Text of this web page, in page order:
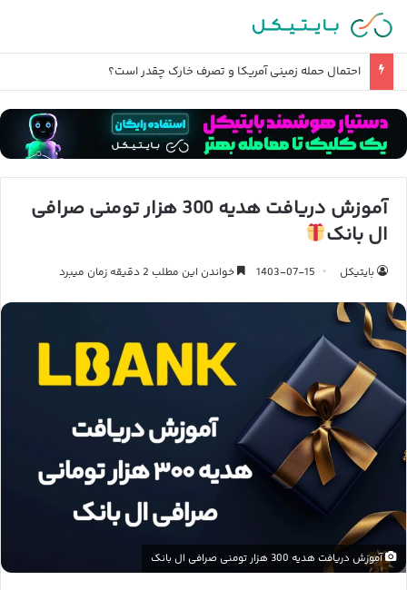
احتمال حمله زمینی آمریکا و تصرف خارک چقدر است؟
آموزش دریافت هدیه 300 هزار تومنی صرافی
ال بانک
بایتیکل 1403-07-15 خواندن این مطلب 2 دقیقه زمان میبرد
آموزش دریافت هدیه 300 هزار تومنی صرافی ال بانک